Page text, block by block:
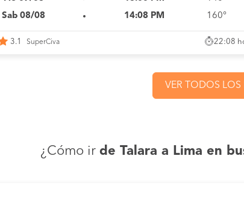
Sab 08/08
14:08 PM
160°
3.1 SuperCiva 22:08
VER TODOS LOS
¿Cómo ir de Talara a Lima en